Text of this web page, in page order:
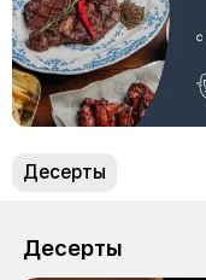
Десерты
Десерты